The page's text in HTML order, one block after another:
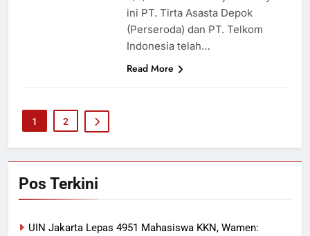
ini PT. Tirta Asasta Depok
(Perseroda) dan PT. Telkom
Indonesia telah…
Read More
1 2
Pos Terkini
UIN Jakarta Lepas 4951 Mahasiswa KKN, Wamen: